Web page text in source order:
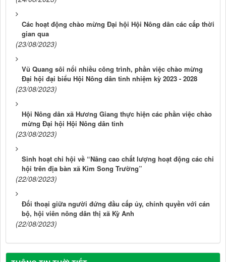
Các hoạt động chào mừng Đại hội Hội Nông dân các cấp thời
gian qua
(23/08/2023)
Vũ Quang sôi nổi nhiều công trình, phần việc chào mừng
Đại hội đại biểu Hội Nông dân tỉnh nhiệm kỳ 2023 - 2028
(23/08/2023)
Hội Nông dân xã Hương Giang thực hiện các phần việc chào
mừng Đại hội Hội Nông dân tỉnh
(23/08/2023)
Sinh hoạt chi hội về “Nâng cao chất lượng hoạt động các chi
hội trên địa bàn xã Kim Song Trường”
(22/08/2023)
Đối thoại giữa người đứng đầu cấp ủy, chính quyền với cán
bộ, hội viên nông dân thị xã Kỳ Anh
(22/08/2023)